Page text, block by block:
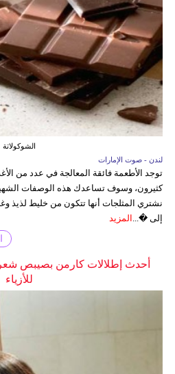
الشوكولاتة
لندن - صوت الإمارات
توجد الأطعمة فائقة المعالجة في عدد من
كثيرون، وسوف تساعدك هذه الوصفات الشهية
نشتري المثلجات أنها تتكون من خليط لذيذ
إلى �... المزيد
أحدث إطلالات كارمن بصيبص
للأزياء